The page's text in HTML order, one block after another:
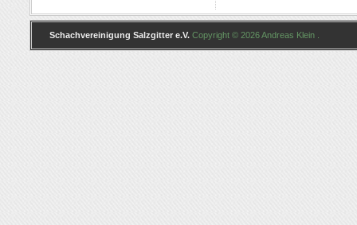
Schachvereinigung Salzgitter e.V. Copyright © 2026 Andreas Klein .